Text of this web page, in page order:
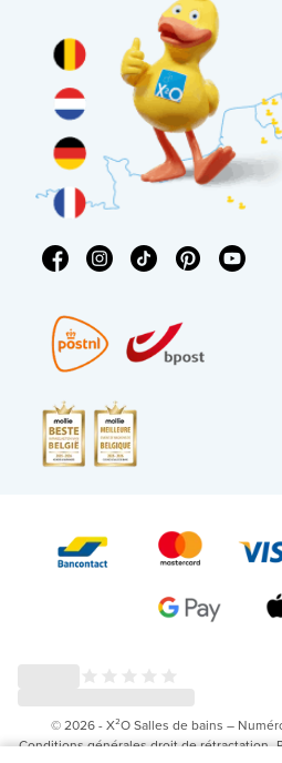
© 2026 - X²O Salles de bains –
Conditions générales droit de rétractation-